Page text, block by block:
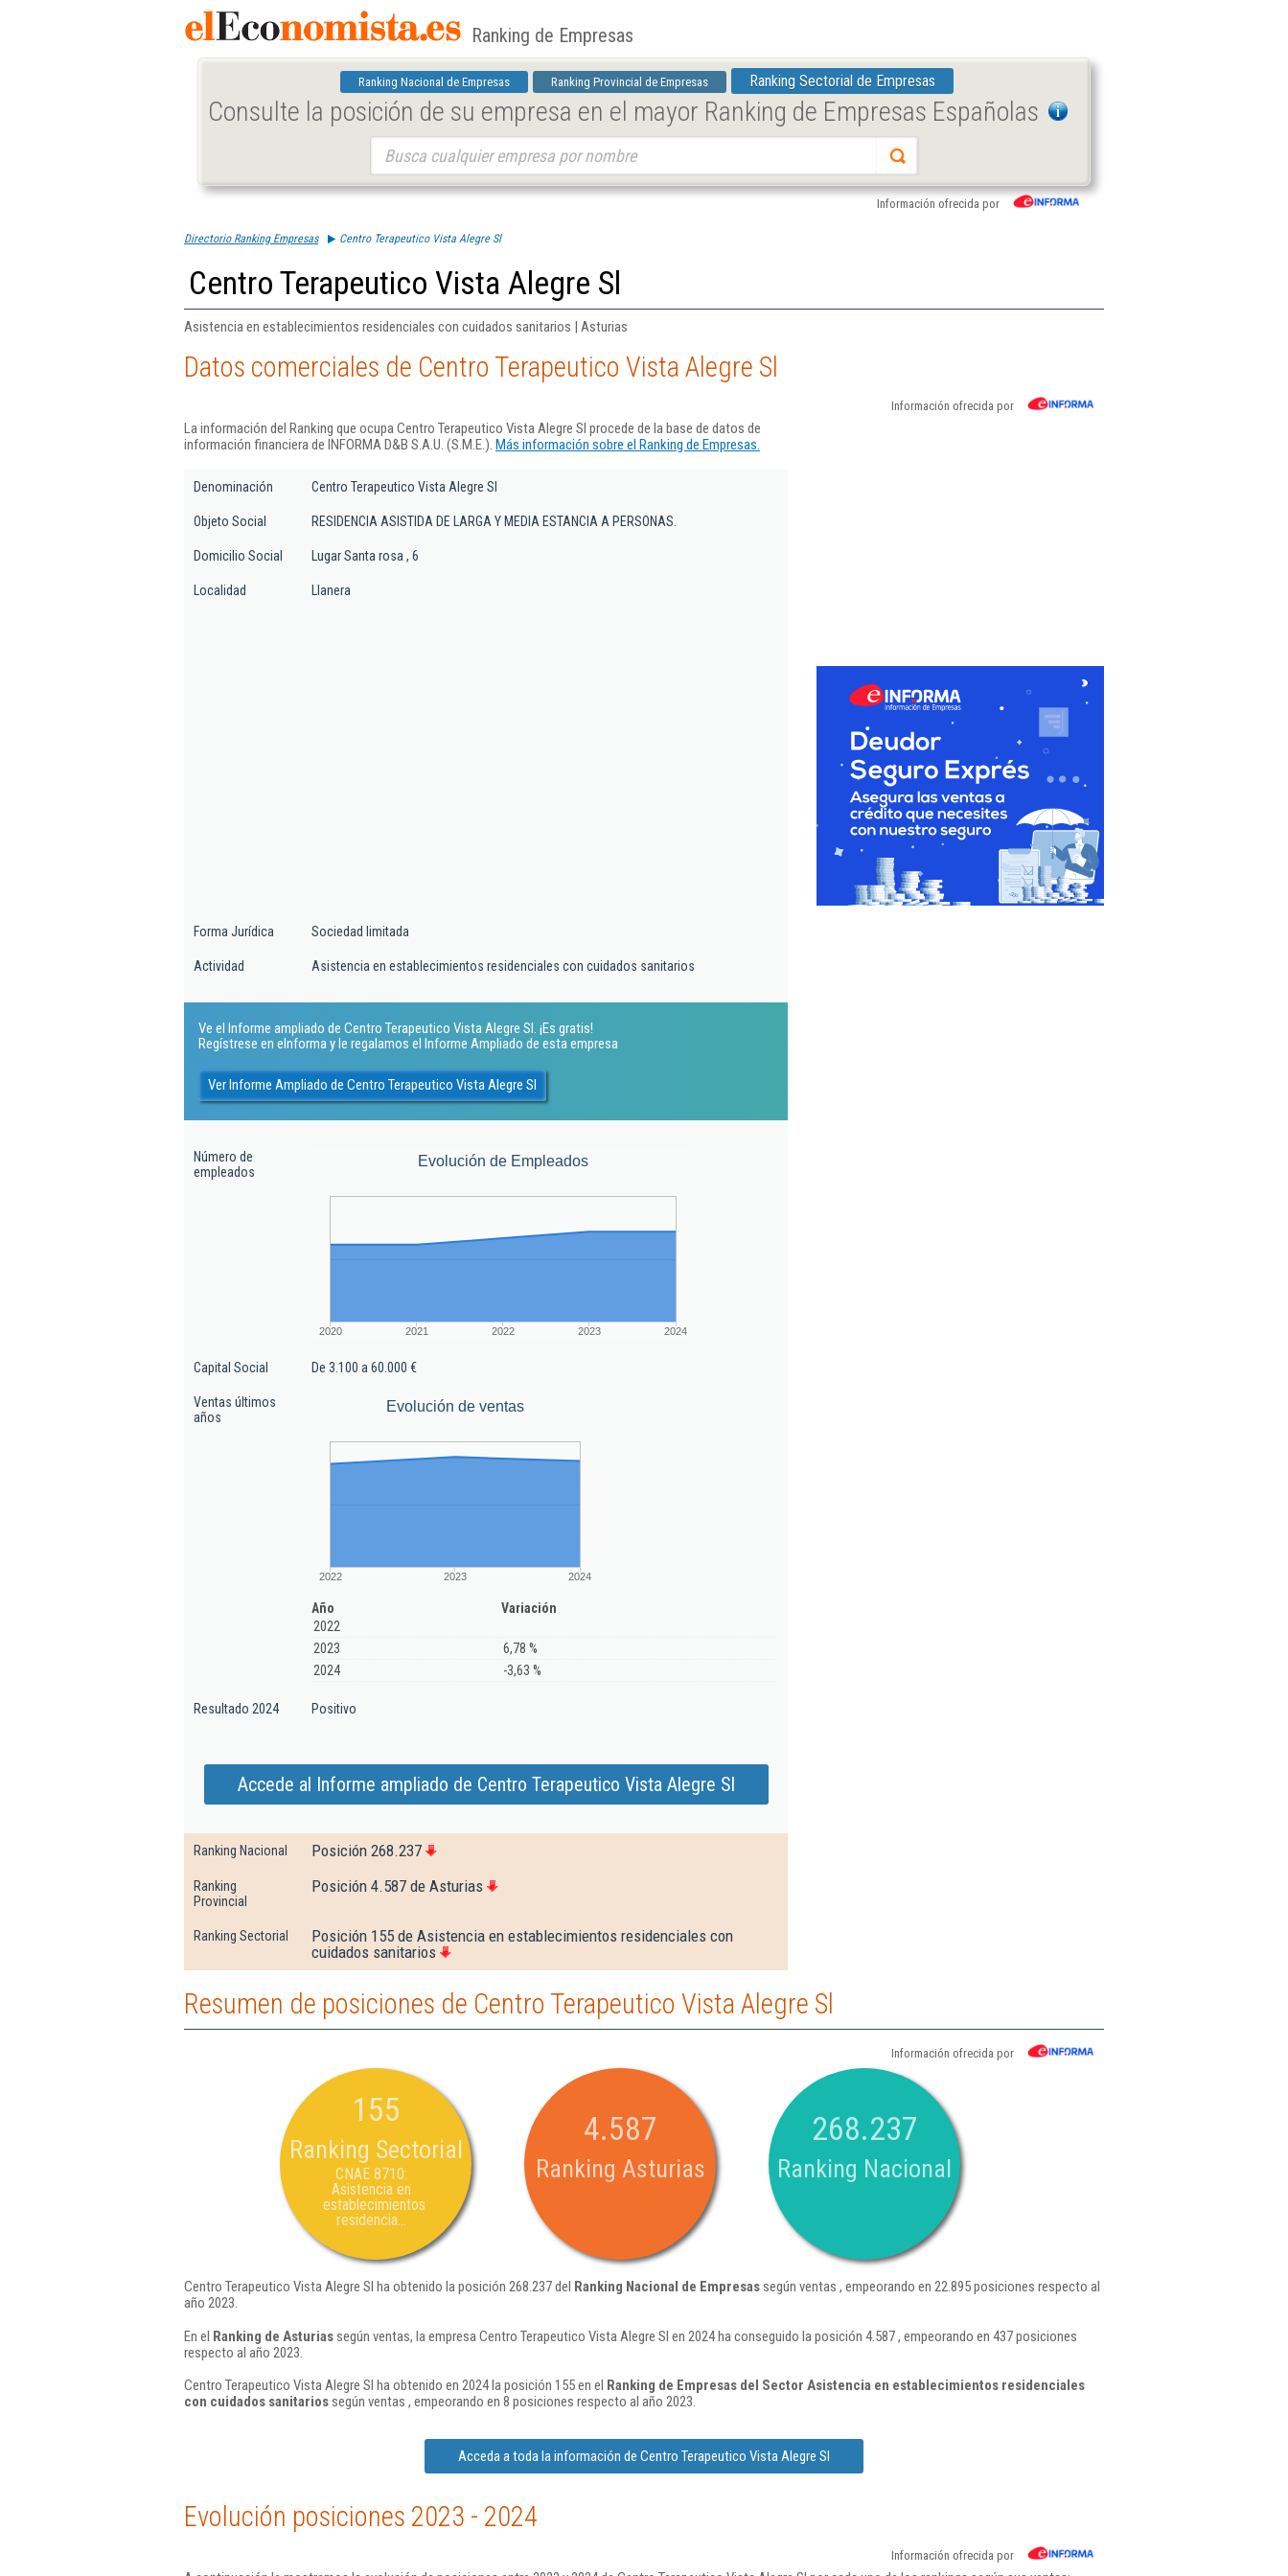
Ranking de Empresas
Ranking Nacional de Empresas Ranking Provincial de Empresas Ranking Sectorial de Empresas
Consulte la posición de su empresa en el mayor Ranking de Empresas Españolas
Información ofrecida por
Directorio Ranking Empresas Centro Terapeutico Vista Alegre Sl
Centro Terapeutico Vista Alegre Sl
Asistencia en establecimientos residenciales con cuidados sanitarios | Asturias
Datos comerciales de Centro Terapeutico Vista Alegre Sl
Información ofrecida por
La información del Ranking que ocupa Centro Terapeutico Vista Alegre Sl procede de la base de datos de
información financiera de INFORMA D&B S.A.U. (S.M.E.). Más información sobre el Ranking de Empresas.
Denominación Centro Terapeutico Vista Alegre Sl
Objeto Social RESIDENCIA ASISTIDA DE LARGA Y MEDIA ESTANCIA A PERSONAS.
Domicilio Social Lugar Santa rosa , 6
Localidad Llanera
Forma Jurídica Sociedad limitada
Actividad Asistencia en establecimientos residenciales con cuidados sanitarios
Ve el Informe ampliado de Centro Terapeutico Vista Alegre Sl. ¡Es gratis!
Regístrese en eInforma y le regalamos el Informe Ampliado de esta empresa
Ver Informe Ampliado de Centro Terapeutico Vista Alegre Sl
Número de
empleados
Evolución de Empleados
2020 2021 2022 2023 2024
Capital Social De 3.100 a 60.000 €
Ventas últimos
años
Evolución de ventas
2022 2023 2024
Año
Variación
2022
2023
6,78 %
2024
-3,63 %
Resultado 2024 Positivo
Accede al Informe ampliado de Centro Terapeutico Vista Alegre Sl
Ranking Nacional Posición 268.237
Ranking
Provincial
Posición 4.587 de Asturias
Ranking Sectorial
Posición 155 de Asistencia en establecimientos residenciales con
cuidados sanitarios
Resumen de posiciones de Centro Terapeutico Vista Alegre Sl
Información ofrecida por
155
Ranking Sectorial
CNAE 8710:
Asistencia en
establecimientos
residencia...
4.587
Ranking Asturias
268.237
Ranking Nacional
Centro Terapeutico Vista Alegre Sl ha obtenido la posición 268.237 del Ranking Nacional de Empresassegún ventas , empeorando en 22.895 posiciones respecto al
año 2023.
En el Ranking de Asturiassegún ventas, la empresa Centro Terapeutico Vista Alegre Sl en 2024 ha conseguido la posición 4.587 , empeorando en 437 posiciones
respecto al año 2023.
Centro Terapeutico Vista Alegre Sl ha obtenido en 2024 la posición 155 en el Ranking de Empresas del Sector Asistencia en establecimientos residenciales
con cuidados sanitariossegún ventas , empeorando en 8 posiciones respecto al año 2023.
Acceda a toda la información de Centro Terapeutico Vista Alegre Sl
Evolución posiciones 2023 - 2024
Información ofrecida por